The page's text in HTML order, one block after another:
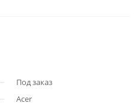
Под заказ
Acer